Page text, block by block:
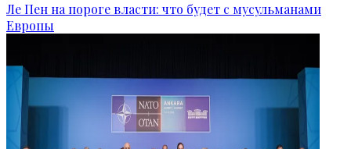
Ле Пен на пороге власти: что будет с мусульманами
Европы